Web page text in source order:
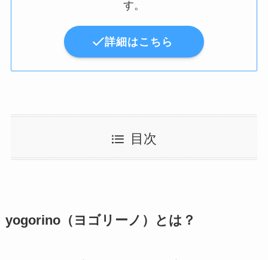
す。
詳細はこちら
目次
yogorino（ヨゴリーノ）とは？